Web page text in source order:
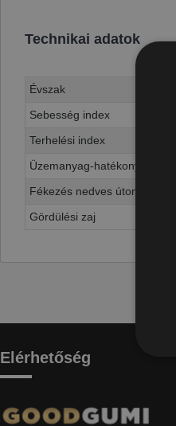
Technikai adatok
Évszak
Sebesség index
Terhelési index
Üzemanyag-hatékonyság
Fékezés nedves úton
Gördülési zaj
Elérhetőség